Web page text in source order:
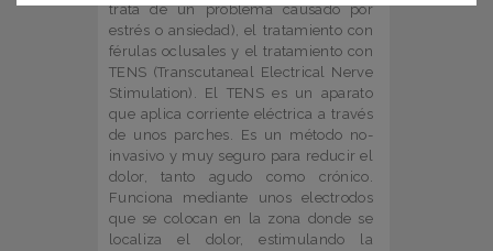
trata de un problema causado por
estrés o ansiedad), el tratamiento con
férulas oclusales y el tratamiento con
TENS (Transcutaneal Electrical Nerve
Stimulation). El TENS es un aparato
que aplica corriente eléctrica a través
de unos parches. Es un método no-
invasivo y muy seguro para reducir el
dolor, tanto agudo como crónico.
Funciona mediante unos electrodos
que se colocan en la zona donde se
localiza el dolor, estimulando la